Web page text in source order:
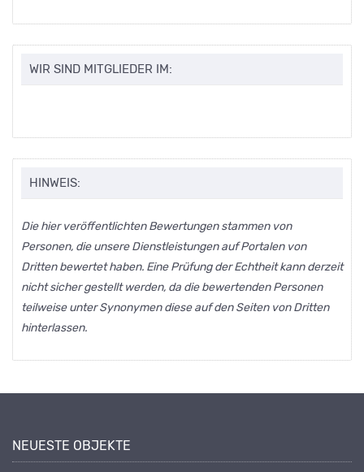
WIR SIND MITGLIEDER IM:
HINWEIS:
Die hier veröffentlichten Bewertungen stammen von
Personen, die unsere Dienstleistungen auf Portalen von
Dritten bewertet haben. Eine Prüfung der Echtheit kann derzeit
nicht sicher gestellt werden, da die bewertenden Personen
teilweise unter Synonymen diese auf den Seiten von Dritten
hinterlassen.
NEUESTE OBJEKTE